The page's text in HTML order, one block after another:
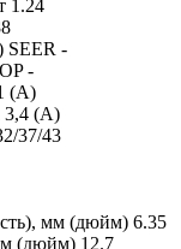
1.24
SEER -
-
(A)
3,4 (A)
37/43
мм (дюйм) 6.35
(дюйм) 12.7